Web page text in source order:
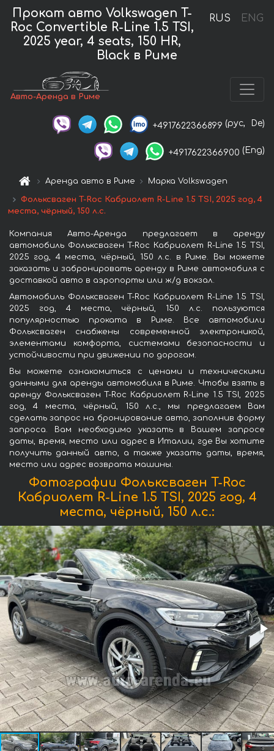
RUS ENG
Прокат авто Volkswagen T-
Roc Convertible R-Line 1.5 TSI,
2025 year, 4 seats, 150 HR,
Black в Риме
Авто-Аренда в Риме
+4917622366899 (рус, De)
+4917622366900 (Eng)
Аренда авто в Риме Марка Volkswagen
Фольксваген T-Roc Кабриолет R-Line 1.5 TSI, 2025 год, 4
места, чёрный, 150 л.с.
Компания Авто-Аренда предлагает в аренду
автомобиль Фольксваген T-Roc Кабриолет R-Line 1.5 TSI,
2025 год, 4 места, чёрный, 150 л.с. в Риме. Вы можете
заказать и забронировать аренду в Риме автомобиля с
доставкой авто в аэропорты или ж/д вокзал.
Автомобиль Фольксваген T-Roc Кабриолет R-Line 1.5 TSI,
2025 год, 4 места, чёрный, 150 л.с. пользуются
популярностью проката в Риме. Все автомобили
Фольксваген снабжены современной электроникой,
элементами комфорта, системами безопасности и
устойчивости при движении по дорогам.
Вы можете ознакомиться с ценами и техническими
данными для аренды автомобиля в Риме. Чтобы взять в
аренду Фольксваген T-Roc Кабриолет R-Line 1.5 TSI, 2025
год, 4 места, чёрный, 150 л.с., мы предлагаем Вам
сделать запрос на бронирование авто, заполнив форму
запроса. Вам необходимо указать в Вашем запросе
даты, время, место или адрес в Италии, где Вы хотите
получить данный авто, а также указать даты, время,
место или адрес возврата машины.
Фотографии Фольксваген T-Roc
Кабриолет R-Line 1.5 TSI, 2025 год, 4
места, чёрный, 150 л.с.: